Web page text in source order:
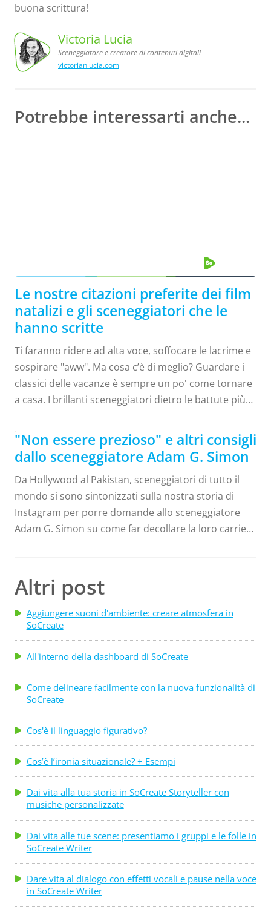
buona scrittura!
Victoria
Lucia,
Sceneggiatore
e creatore
di contenuti
digitali
Victoria Lucia
Sceneggiatore e creatore di contenuti digitali
victorianlucia.com
Potrebbe interessarti anche...
Le nostre citazioni preferite dei film
natalizi e gli sceneggiatori che le
hanno scritte
Ti faranno ridere ad alta voce, soffocare le lacrime e
sospirare "aww". Ma cosa c’è di meglio? Guardare i
classici delle vacanze è sempre un po' come tornare
a casa. I brillanti sceneggiatori dietro le battute più
confusi e nel costruire scene riconoscibili che ci
fanno ridere a crepapelle come Babbo Natale, ma
questi brillanti scrittori raramente ottengono i
riflettori. Quindi, in questo blog sull'edizione
natalizia, stiamo snocciolando le migliori citazioni di
film natalizi E gli scrittori che le hanno scritte, dando
vita sullo schermo al periodo più bello dell'anno.
"Non essere prezioso" e altri consigli
dallo sceneggiatore Adam G. Simon
Da Hollywood al Pakistan, sceneggiatori di tutto il
mondo si sono sintonizzati sulla nostra storia di
Instagram per porre domande allo sceneggiatore
Adam G. Simon su come far decollare la loro carriera
comunità degli scrittori. “Voglio che più persone
abbiano successo. Voglio che più persone
partecipino. Voglio che più persone creino idee.
Prima di entrare, avevo 150 dollari negativi sul mio
conto bancario e un sacco di copioni. Mi ha messo
nella posizione dello sceneggiatore Adam G. Simon
in cui dovevo fare o morire. Sarebbe stato carino
ricevere qualche consiglio."...
Altri post
Aggiungere suoni d'ambiente: creare atmosfera in
SoCreate
All'interno della dashboard di SoCreate
Come delineare facilmente con la nuova funzionalità di
SoCreate
Cos'è il linguaggio figurativo?
Cos’è l’ironia situazionale? + Esempi
Dai vita alla tua storia in SoCreate Storyteller con
musiche personalizzate
Dai vita alle tue scene: presentiamo i gruppi e le folle in
SoCreate Writer
Dare vita al dialogo con effetti vocali e pause nella voce
in SoCreate Writer